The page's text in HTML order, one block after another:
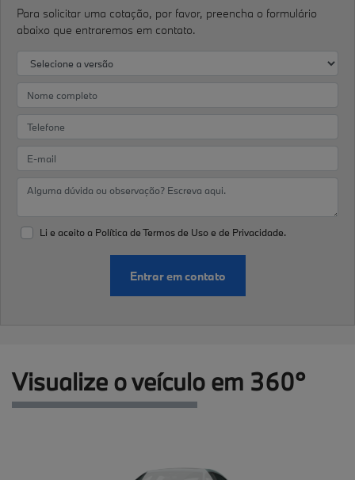
Para solicitar uma cotação, por favor, preencha o formulário
abaixo que entraremos em contato.
Li e aceito a Política de Termos de Uso e de Privacidade.
Entrar em contato
Visualize o veículo em 360°